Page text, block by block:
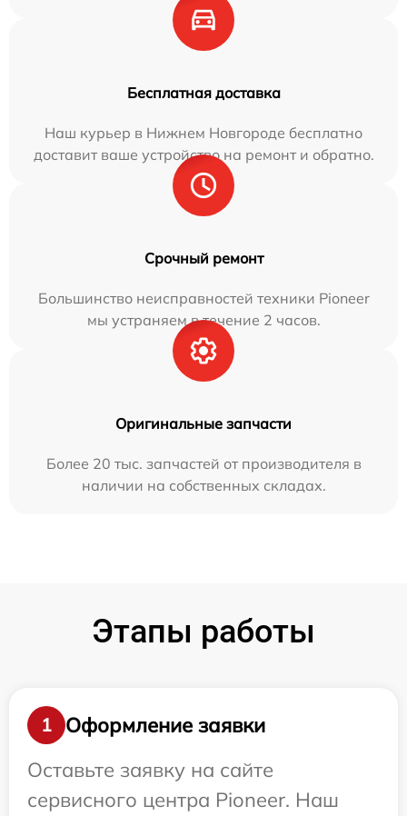
Бесплатная доставка
Наш курьер в Нижнем Новгороде бесплатно
доставит ваше устройство на ремонт и обратно.
Срочный ремонт
Большинство неисправностей техники Pioneer
мы устраняем в течение 2 часов.
Оригинальные запчасти
Более 20 тыс. запчастей от производителя в
наличии на собственных складах.
Этапы работы
1
Оформление заявки
Оставьте заявку на сайте
сервисного центра Pioneer. Наш